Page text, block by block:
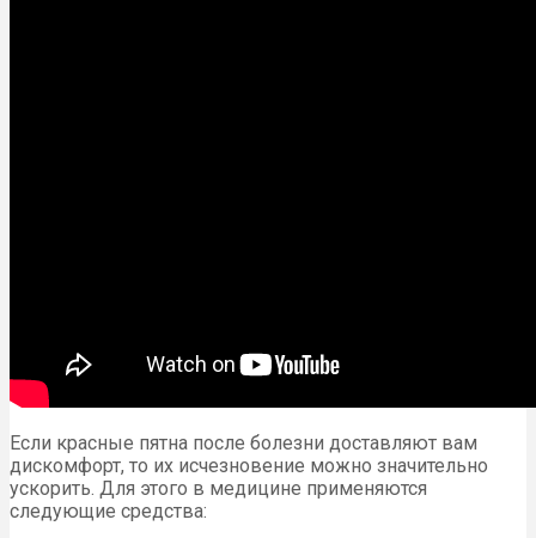
Если красные пятна после болезни доставляют вам
дискомфорт, то их исчезновение можно значительно
ускорить. Для этого в медицине применяются
следующие средства: